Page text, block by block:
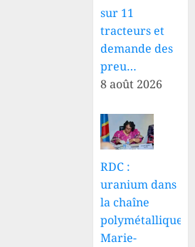
sur 11
tracteurs et
demande des
preu…
8 août 2026
RDC :
uranium dans
la chaîne
polymétallique,
Marie-